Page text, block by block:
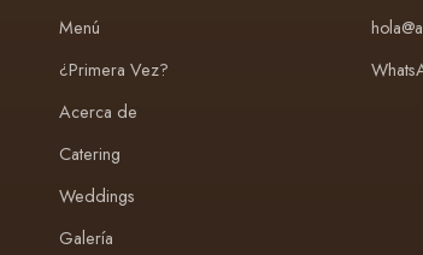
Menú
¿Primera Vez?
Acerca de
Catering
Weddings
Galería